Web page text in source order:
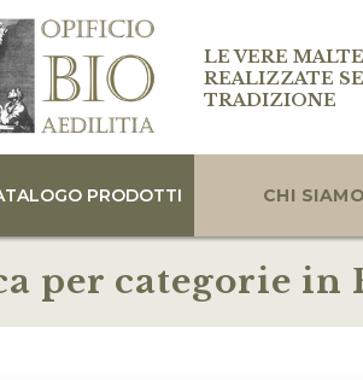
LE VERE
REALIZZATE
TRADIZIONE
PRODOTTI CHI SIAMO
per categorie in